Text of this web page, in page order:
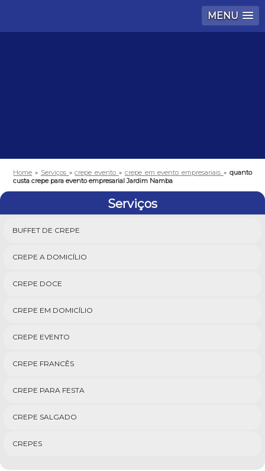
MENU
Home » Serviços »crepe evento » crepe em evento empresariais » quanto
custa crepe para evento empresarial Jardim Namba
Serviços
BUFFET DE CREPE
CREPE A DOMICÍLIO
CREPE DOCE
CREPE EM DOMICÍLIO
CREPE EVENTO
CREPE FRANCÊS
CREPE PARA FESTA
CREPE SALGADO
CREPES